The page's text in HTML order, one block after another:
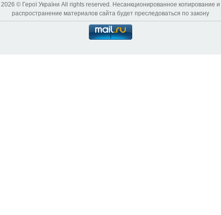
2026 © Герої України All rights reserved. Несанкционированное копирование и
распространение материалов сайта будет преследоваться по закону